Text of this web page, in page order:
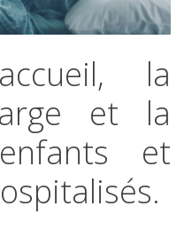
la
et
la
enfants
et